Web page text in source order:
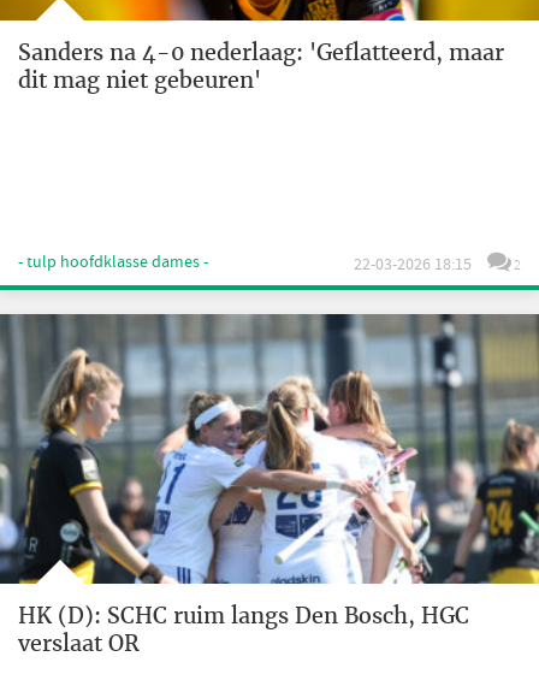
Sanders na 4-0 nederlaag: 'Geflatteerd, maar
dit mag niet gebeuren'
- tulp hoofdklasse dames - 22-03-2026 18:15 2
HK (D): SCHC ruim langs Den Bosch, HGC
verslaat OR